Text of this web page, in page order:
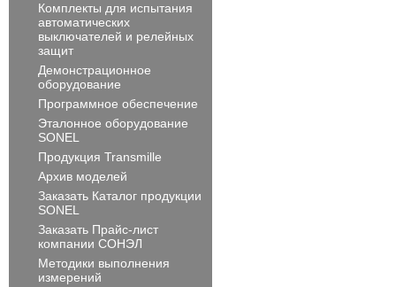
Комплекты для испытания
автоматических
выключателей и релейных
защит
Демонстрационное
оборудование
Программное обеспечение
Эталонное оборудование
SONEL
Продукция Transmille
Архив моделей
Заказать Каталог продукции
SONEL
Заказать Прайс-лист
компании СОНЭЛ
Методики выполнения
измерений